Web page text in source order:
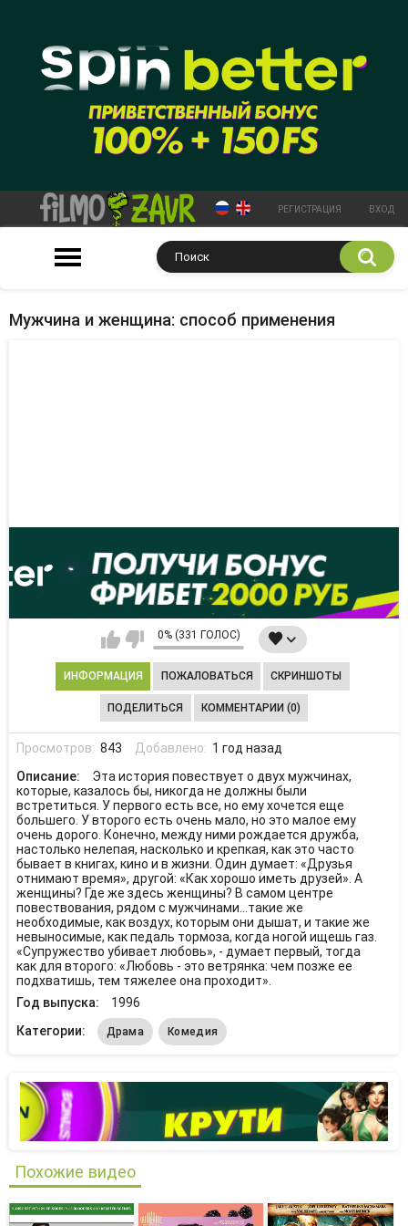
РЕГИСТРАЦИЯ ВХОД
Мужчина и женщина: способ применения
0% (331 ГОЛОС)
ИНФОРМАЦИЯ ПОЖАЛОВАТЬСЯ СКРИНШОТЫ
ПОДЕЛИТЬСЯ КОММЕНТАРИИ (0)
Просмотров: 843 Добавлено: 1 год назад
Описание:
Эта история повествует о двух мужчинах,
которые, казалось бы, никогда не должны были
встретиться. У первого есть все, но ему хочется еще
большего. У второго есть очень мало, но это малое ему
очень дорого. Конечно, между ними рождается дружба,
настолько нелепая, насколько и крепкая, как это часто
бывает в книгах, кино и в жизни. Один думает: «Друзья
отнимают время», другой: «Как хорошо иметь друзей». А
женщины? Где же здесь женщины? В самом центре
повествования, рядом с мужчинами...такие же
необходимые, как воздух, которым они дышат, и такие же
невыносимые, как педаль тормоза, когда ногой ищешь газ.
«Супружество убивает любовь», - думает первый, тогда
как для второго: «Любовь - это ветрянка: чем позже ее
подхватишь, тем тяжелее она проходит».
Год выпуска:
1996
Категории:
Драма Комедия
Похожие видео